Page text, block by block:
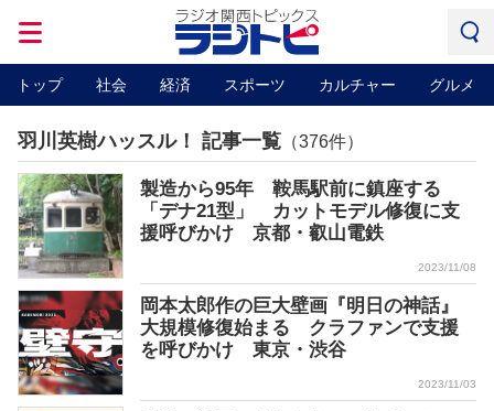
トップ 社会 経済 スポーツ カルチャー グルメ
羽川英樹ハッスル！ 記事一覧 （376件）
製造から95年 鞍馬駅前に鎮座する
「デナ21型」 カットモデル修復に支
援呼びかけ 京都・叡山電鉄
2023/11/08
岡本太郎作の巨大壁画『明日の神話』
大規模修復始まる クラファンで支援
を呼びかけ 東京・渋谷
2023/11/03